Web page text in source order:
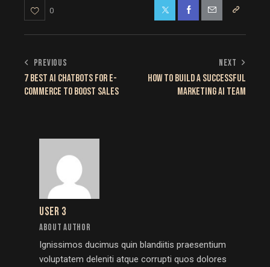
0
PREVIOUS
7 BEST AI CHATBOTS FOR E-
COMMERCE TO BOOST SALES
NEXT
HOW TO BUILD A SUCCESSFUL
MARKETING AI TEAM
USER 3
ABOUT AUTHOR
Ignissimos ducimus quin blandiitis praesentium
voluptatem deleniti atque corrupti quos dolores